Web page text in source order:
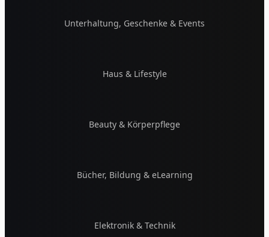
Unterhaltung, Geschenke & Events
Haus & Lifestyle
Beauty & Körperpflege
Bücher, Bildung & eLearning
Elektronik & Technik